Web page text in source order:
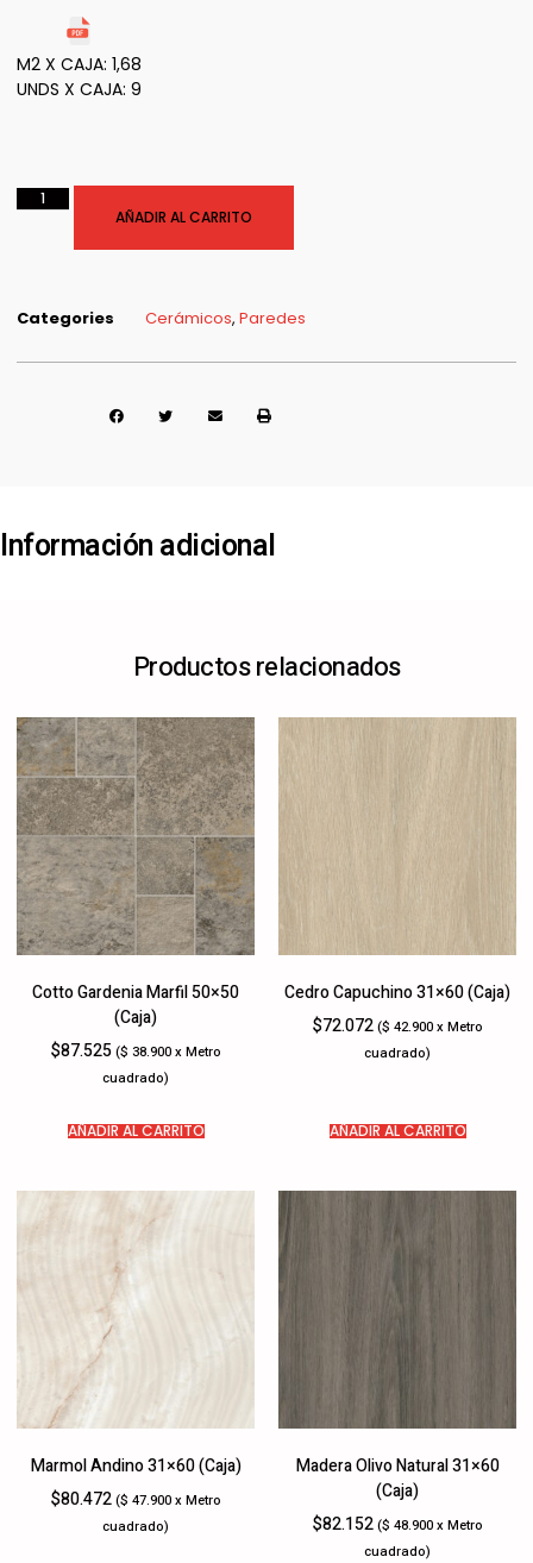
M2 X CAJA: 1,68
UNDS X CAJA: 9
AÑADIR AL CARRITO
Categories Cerámicos, Paredes
Información adicional
Productos relacionados
Cotto Gardenia Marfil 50×50
(Caja)
$87.525($ 38.900 x Metro
cuadrado)
AÑADIR AL CARRITO
Cedro Capuchino 31×60 (Caja)
$72.072($ 42.900 x Metro
cuadrado)
AÑADIR AL CARRITO
Marmol Andino 31×60 (Caja)
$80.472($ 47.900 x Metro
cuadrado)
Madera Olivo Natural 31×60
(Caja)
$82.152($ 48.900 x Metro
cuadrado)